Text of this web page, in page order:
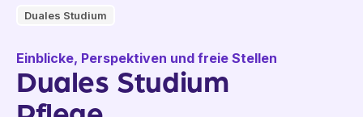
Duales Studium
Einblicke, Perspektiven und freie Stellen
Duales Studium